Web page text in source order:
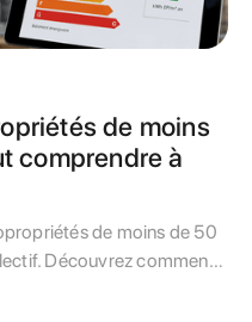
de moins
comprendre à
de moins de 50
Découvrez comment